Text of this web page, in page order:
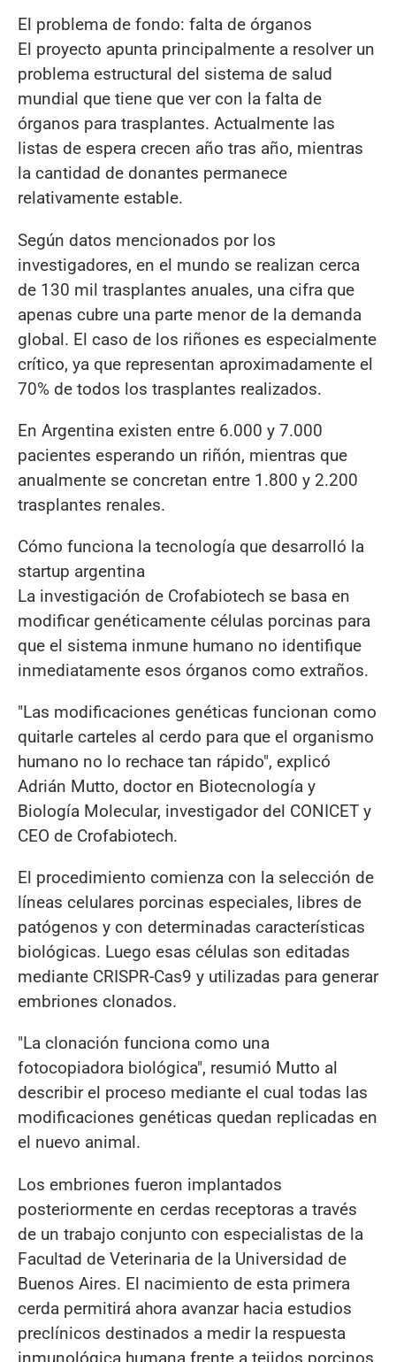
El problema de fondo: falta de órganos
El proyecto apunta principalmente a resolver un
problema estructural del sistema de salud
mundial que tiene que ver con la falta de
órganos para trasplantes. Actualmente las
listas de espera crecen año tras año, mientras
la cantidad de donantes permanece
relativamente estable.
Según datos mencionados por los
investigadores, en el mundo se realizan cerca
de 130 mil trasplantes anuales, una cifra que
apenas cubre una parte menor de la demanda
global. El caso de los riñones es especialmente
crítico, ya que representan aproximadamente el
70% de todos los trasplantes realizados.
En Argentina existen entre 6.000 y 7.000
pacientes esperando un riñón, mientras que
anualmente se concretan entre 1.800 y 2.200
trasplantes renales.
Cómo funciona la tecnología que desarrolló la
startup argentina
La investigación de Crofabiotech se basa en
modificar genéticamente células porcinas para
que el sistema inmune humano no identifique
inmediatamente esos órganos como extraños.
"Las modificaciones genéticas funcionan como
quitarle carteles al cerdo para que el organismo
humano no lo rechace tan rápido", explicó
Adrián Mutto, doctor en Biotecnología y
Biología Molecular, investigador del CONICET y
CEO de Crofabiotech.
El procedimiento comienza con la selección de
líneas celulares porcinas especiales, libres de
patógenos y con determinadas características
biológicas. Luego esas células son editadas
mediante CRISPR-Cas9 y utilizadas para generar
embriones clonados.
"La clonación funciona como una
fotocopiadora biológica", resumió Mutto al
describir el proceso mediante el cual todas las
modificaciones genéticas quedan replicadas en
el nuevo animal.
Los embriones fueron implantados
posteriormente en cerdas receptoras a través
de un trabajo conjunto con especialistas de la
Facultad de Veterinaria de la Universidad de
Buenos Aires. El nacimiento de esta primera
cerda permitirá ahora avanzar hacia estudios
preclínicos destinados a medir la respuesta
inmunológica humana frente a tejidos porcinos